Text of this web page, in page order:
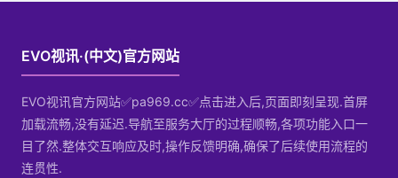
EVO视讯·(中文)官方网站
EVO视讯官方网站✅pa969.cc✅点击进入后,页面即刻呈现.首屏
加载流畅,没有延迟.导航至服务大厅的过程顺畅,各项功能入口一
目了然.整体交互响应及时,操作反馈明确,确保了后续使用流程的
连贯性.